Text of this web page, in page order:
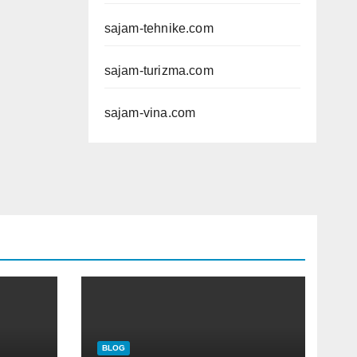
sajam-tehnike.com
sajam-turizma.com
sajam-vina.com
BLOG